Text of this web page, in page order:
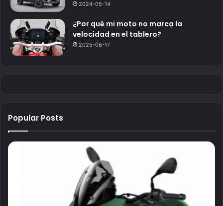
2024-05-14
¿Por qué mi moto no marca la
velocidad en el tablero?
2025-06-17
Popular Posts